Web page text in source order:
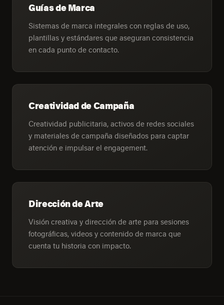
Guías de Marca
Sistemas de marca integrales con reglas de uso,
plantillas y estándares que aseguran consistencia
en cada punto de contacto.
Creatividad de Campaña
Creatividad publicitaria, activos de redes sociales
y materiales de campaña diseñados para captar
atención e impulsar el engagement.
Dirección de Arte
Visión creativa y dirección de arte para sesiones
fotográficas, videos y contenido de marca que
cuenta tu historia con impacto.